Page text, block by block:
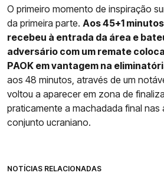
O primeiro momento de inspiração
da primeira parte. Aos 45+1
recebeu à entrada da área e
adversário com um remate
PAOK em vantagem na
aos 48 minutos, através de um
voltou a aparecer em zona de
praticamente a machadada final nas
conjunto ucraniano.
NOTÍCIAS RELACIONADAS